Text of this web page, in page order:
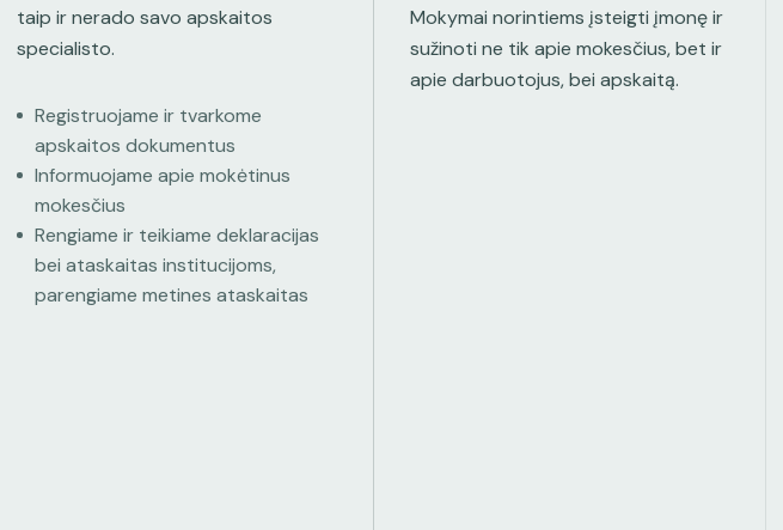
taip ir nerado savo apskaitos
specialisto.
Registruojame ir tvarkome
apskaitos dokumentus
Informuojame apie mokėtinus
mokesčius
Rengiame ir teikiame deklaracijas
bei ataskaitas institucijoms,
parengiame metines ataskaitas
Mokymai norintiems įsteigti įmonę ir
sužinoti ne tik apie mokesčius, bet ir
apie darbuotojus, bei apskaitą.